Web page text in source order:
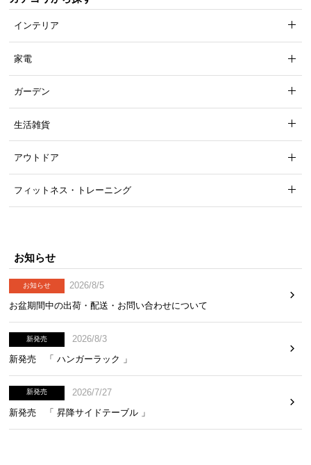
インテリア
家電
ガーデン
生活雑貨
アウトドア
フィットネス・トレーニング
お知らせ
お知らせ
2026/8/5
お盆期間中の出荷・配送・お問い合わせについて
新発売
2026/8/3
新発売 「 ハンガーラック 」
新発売
2026/7/27
新発売 「 昇降サイドテーブル 」